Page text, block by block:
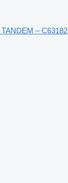
– C63182